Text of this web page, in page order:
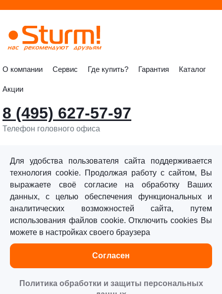
О компании Сервис Где купить? Гарантия Каталог
Акции
8 (495) 627-57-97
Телефон головного офиса
©«Sturm!» 2011–2026 ®
Все права защищены.
Политика обработки персональных данных
Для удобства пользователя сайта поддерживается
технология cookie. Продолжая работу с сайтом, Вы
выражаете своё согласие на обработку Ваших
данных, с целью обеспечения функциональных и
аналитических возможностей сайта, путем
использования файлов cookie. Отключить cookies Вы
можете в настройках своего браузера
Согласен
Политика обработки и защиты персональных